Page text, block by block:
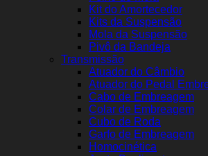
Kit do Amortecedor
Kits da Suspensão
Mola da Suspensão
Pivô da Bandeja
Transmissão
Atuador do Câmbio
Atuador do Pedal
Cabo de Embreagem
Colar de Embreagem
Cubo de Roda
Garfo de Embreagem
Homocinética